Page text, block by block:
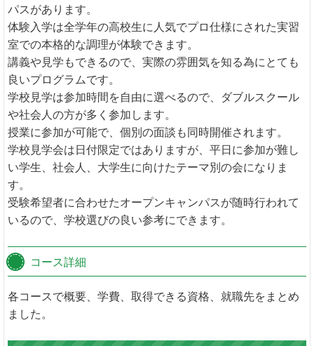
パスがあります。
体験入学は全学年の高校生に人気でプロ仕様にされた実習
室での本格的な調理が体験できます。
講義や見学もできるので、実際の雰囲気を知る為にとても
良いプログラムです。
学校見学は参加時間を自由に選べるので、ダブルスクール
や社会人の方が多く参加します。
授業に参加が可能で、個別の面談も同時開催されます。
学校見学会は日付限定ではありますが、平日に参加が難し
い学生、社会人、大学生に向けたテーマ別の会になりま
す。
受験希望者に合わせたオープンキャンパスが随時行われて
いるので、学校選びの良い参考にできます。
コース詳細
各コースで概要、学費、取得できる資格、就職先をまとめ
ました。